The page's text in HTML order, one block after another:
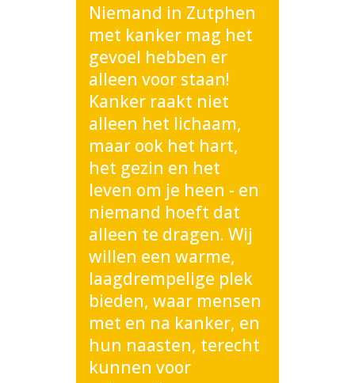
Niemand in Zutphen
met kanker mag het
gevoel hebben er
alleen voor staan!
Kanker raakt niet
alleen het lichaam,
maar ook het hart,
het gezin en het
leven om je heen - en
niemand hoeft dat
alleen te dragen. Wij
willen een warme,
laagdrempelige plek
bieden, waar mensen
met en na kanker, en
hun naasten, terecht
kunnen voor